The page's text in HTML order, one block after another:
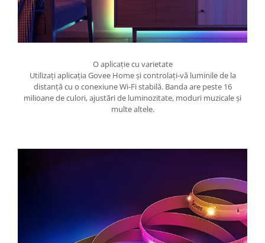
O aplicație cu varietate
Utilizați aplicația Govee Home și controlați-vă luminile de la
distanță cu o conexiune Wi-Fi stabilă. Banda are peste 16
milioane de culori, ajustări de luminozitate, moduri muzicale și
multe altele.